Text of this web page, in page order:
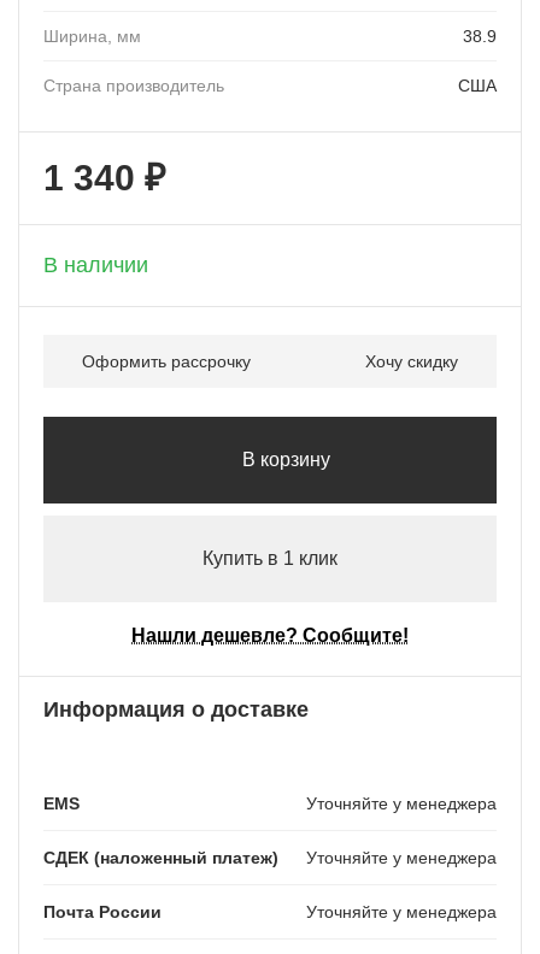
Ширина, мм 38.9
Страна производитель США
1 340 ₽
В наличии
Оформить рассрочку Хочу скидку
В корзину
Купить в 1 клик
Нашли дешевле? Сообщите!
Информация о доставке
EMS Уточняйте у менеджера
СДЕК (наложенный платеж) Уточняйте у менеджера
Почта России Уточняйте у менеджера